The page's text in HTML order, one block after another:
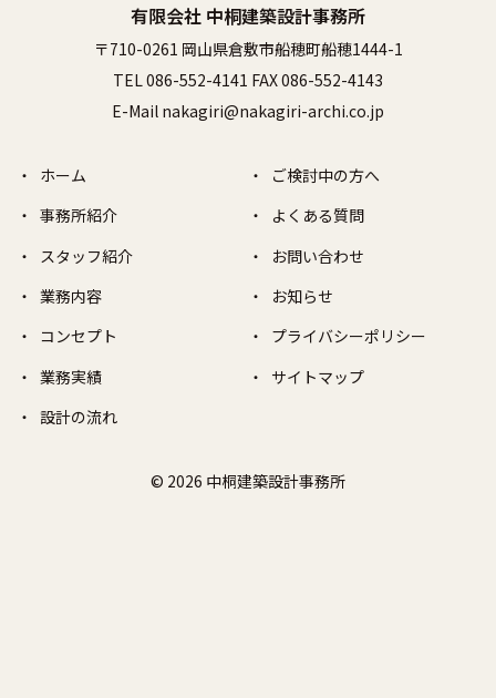
有限会社 中桐建築設計事務所
〒710-0261 岡山県倉敷市船穂町船穂1444-1
TEL 086-552-4141 FAX 086-552-4143
E-Mail nakagiri@nakagiri-archi.co.jp
ホーム
事務所紹介
スタッフ紹介
業務内容
コンセプト
業務実績
設計の流れ
ご検討中の方へ
よくある質問
お問い合わせ
お知らせ
プライバシーポリシー
サイトマップ
© 2026 中桐建築設計事務所